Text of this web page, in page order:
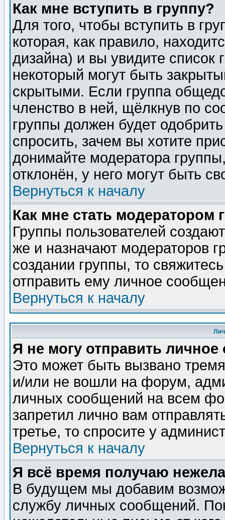
Как мне вступить в группу?
Для того, чтобы вступить в
которая, как правило,
дизайна) и вы увидите список
некоторый могут быть
скрытыми. Если группа
членство в ней, щёлкнув по
группы должен будет
спросить, зачем вы хотите
донимайте модератора
отклонён, у него могут быть
Вернуться к началу
Как мне стать модератором
Группы пользователей
же и назначают модераторов
создании группы, то
отправить ему личное
Вернуться к началу
Я не могу отправить
Это может быть вызвано
и/или не вошли на форум,
личных сообщений на всем
запретил лично вам
третье, то спросите у
Вернуться к началу
Я всё время получаю
В будущем мы добавим
службу личных сообщений.